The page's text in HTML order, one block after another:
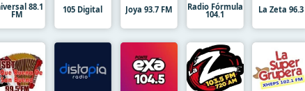
88.1
FM 105 Digital Joya 93.7 FM Radio Fórmula
104.1 La Zeta 96.3